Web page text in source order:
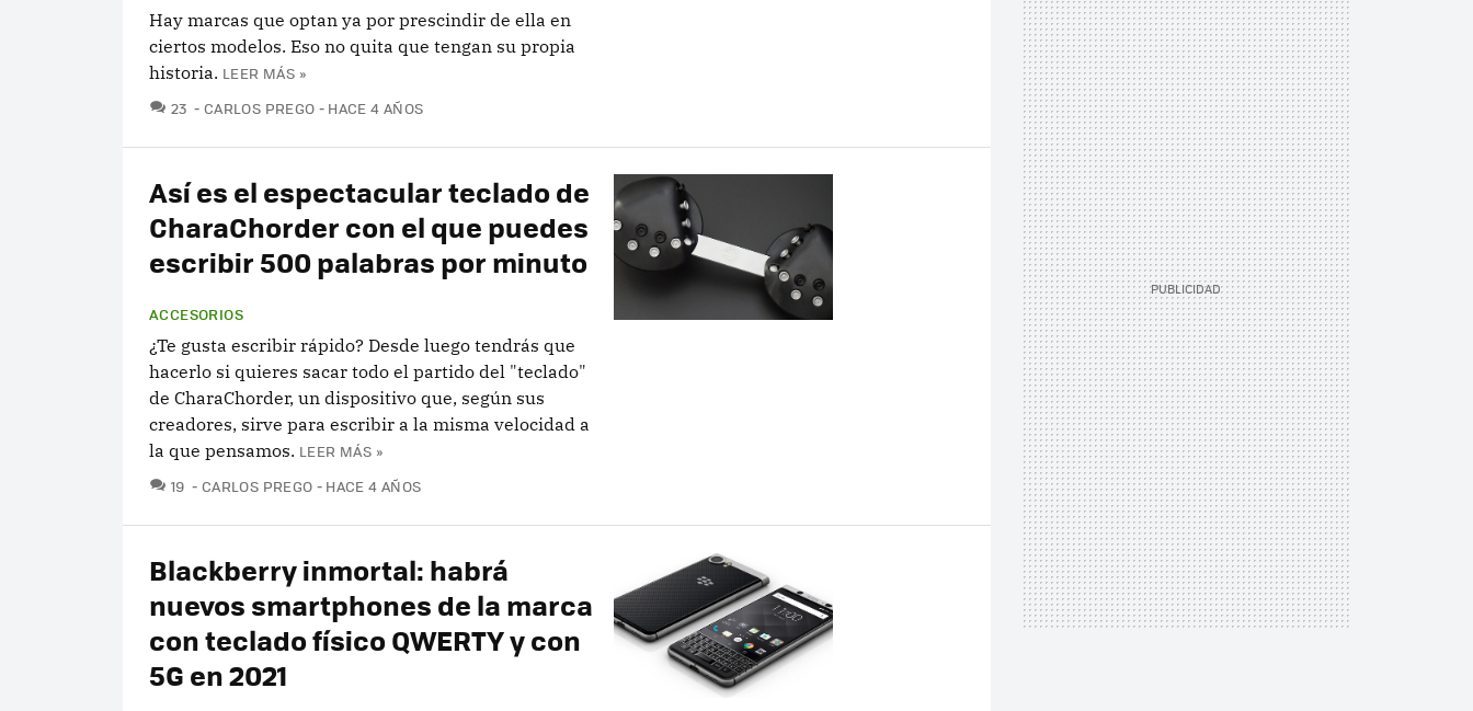
Hay marcas que optan ya por prescindir de ella en
ciertos modelos. Eso no quita que tengan su propia
historia. LEER MÁS »
23 COMENTARIOS
CARLOS PREGO HACE 4 AÑOS
Así es el espectacular teclado de
CharaChorder con el que puedes
escribir 500 palabras por minuto
ACCESORIOS
¿Te gusta escribir rápido? Desde luego tendrás que
hacerlo si quieres sacar todo el partido del "teclado"
de CharaChorder, un dispositivo que, según sus
creadores, sirve para escribir a la misma velocidad a
la que pensamos. LEER MÁS »
19 COMENTARIOS
CARLOS PREGO HACE 4 AÑOS
Blackberry inmortal: habrá
nuevos smartphones de la marca
con teclado físico QWERTY y con
5G en 2021